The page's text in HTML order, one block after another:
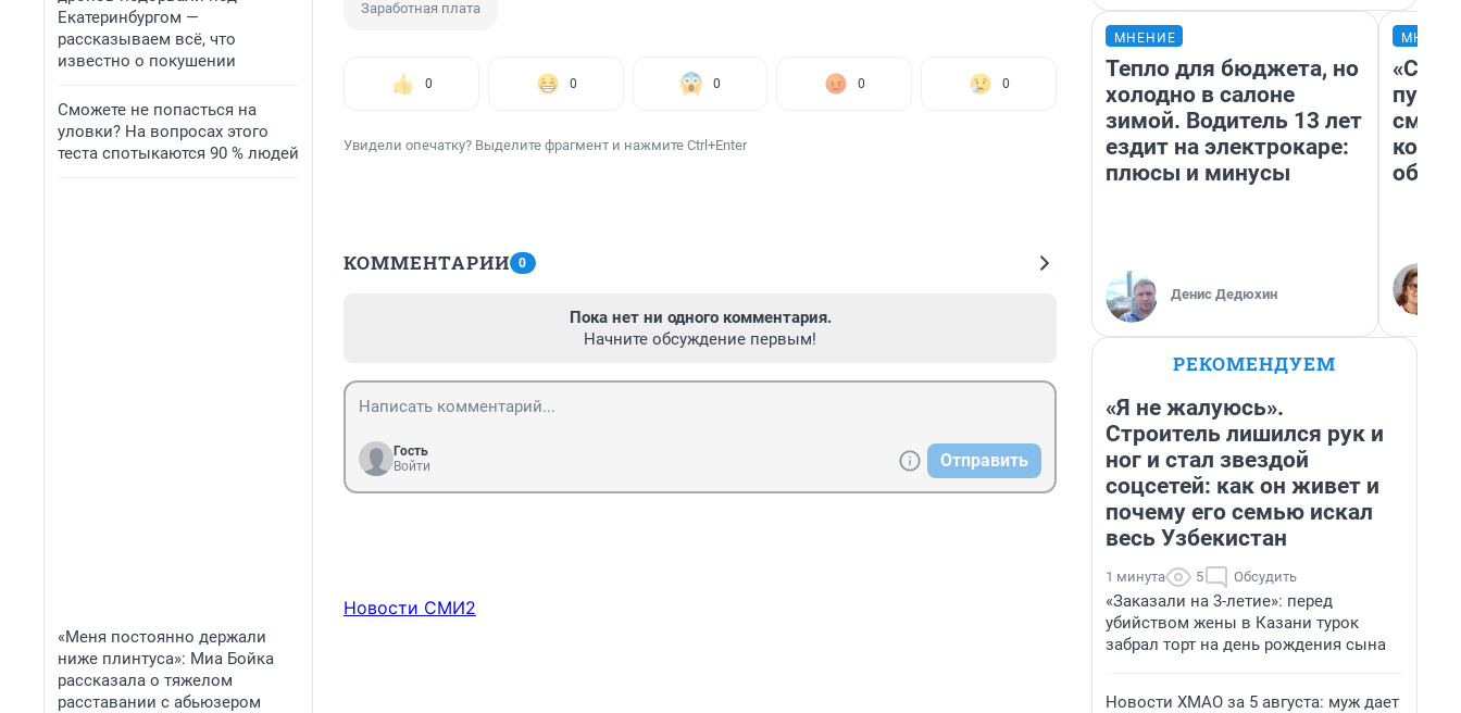
Екатеринбургом —
рассказываем всё, что
известно о покушении
Сможете не попасться на
уловки? На вопросах этого
теста спотыкаются 90 % людей
«Меня постоянно держали
ниже плинтуса»: Миа Бойка
рассказала о тяжелом
расставании с абьюзером
Заработная плата
0 0 0 0 0
Увидели опечатку? Выделите фрагмент и нажмите Ctrl+Enter
КОММЕНТАРИИ 0
Пока нет ни одного комментария.
Начните обсуждение первым!
Гость
Войти
Отправить
Новости СМИ2
МНЕНИЕ
Тепло для бюджета, но
холодно в салоне
зимой. Водитель 13 лет
ездит на электрокаре:
плюсы и минусы
Денис Дедюхин
РЕКОМЕНДУЕМ
«Я не жалуюсь».
Строитель лишился рук и
ног и стал звездой
соцсетей: как он живет и
почему его семью искал
весь Узбекистан
1 минута 5 Обсудить
«Заказали на 3-летие»: перед
убийством жены в Казани турок
забрал торт на день рождения сына
Новости ХМАО за 5 августа: муж дает